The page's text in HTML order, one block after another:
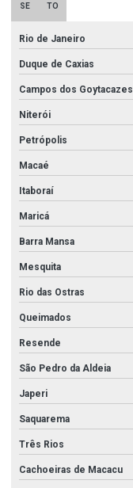
SE TO
Rio de Janeiro
Duque de Caxias
Campos dos Goytacazes
Niterói
Petrópolis
Macaé
Itaboraí
Maricá
Barra Mansa
Mesquita
Rio das Ostras
Queimados
Resende
São Pedro da Aldeia
Japeri
Saquarema
Três Rios
Cachoeiras de Macacu